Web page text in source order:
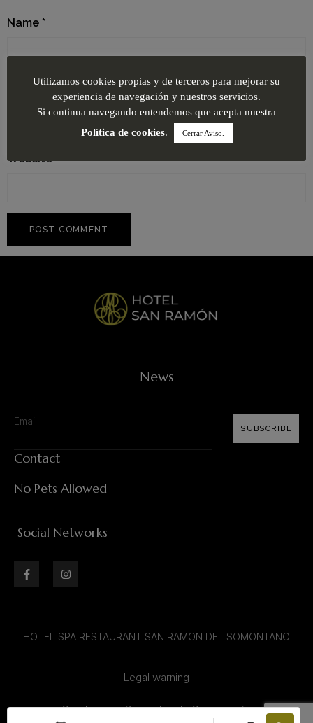
Name *
Website
News
SUBSCRIBE
Contact
No Pets Allowed
Social Networks
HOTEL SPA RESTAURANT SAN RAMON DEL SOMONTANO
Legal warning
Condiciones Generales de Contratación
Utilizamos cookies propias y de terceros para mejorar su
experiencia de navegación y nuestros servicios.
Si continua navegando entendemos que acepta nuestra
Política de cookies. Cerrar Aviso.